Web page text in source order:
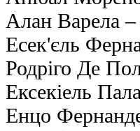
Алан Варела
Есек'єль
Родріго Де
Ексекіель
Енцо